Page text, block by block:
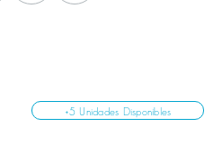
+5 Unidades Disponibles